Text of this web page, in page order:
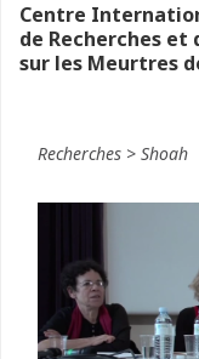
Centre
de Recherches et
sur les Meurtres
Recherches > Shoah